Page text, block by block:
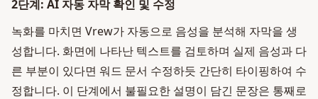
2단계: AI 자동 자막 확인 및 수정
녹화를 마치면 Vrew가 자동으로 음성을 분석해 자막을 생
성합니다. 화면에 나타난 텍스트를 검토하며 실제 음성과 다
른 부분이 있다면 워드 문서 수정하듯 간단히 타이핑하여 수
정합니다. 이 단계에서 불필요한 설명이 담긴 문장은 통째로